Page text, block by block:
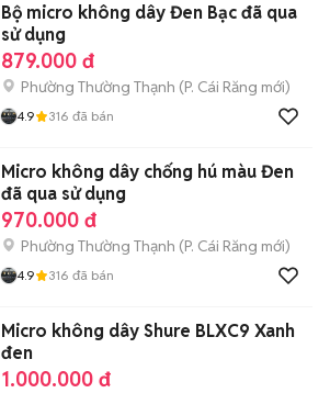
Bộ micro không dây Đen Bạc đã qua
sử dụng
879.000 đ
Phường Thường Thạnh (P. Cái Răng mới)
4.9 316 đã bán
Micro không dây chống hú màu Đen
đã qua sử dụng
970.000 đ
Phường Thường Thạnh (P. Cái Răng mới)
4.9 316 đã bán
Micro không dây Shure BLXC9 Xanh
đen
1.000.000 đ